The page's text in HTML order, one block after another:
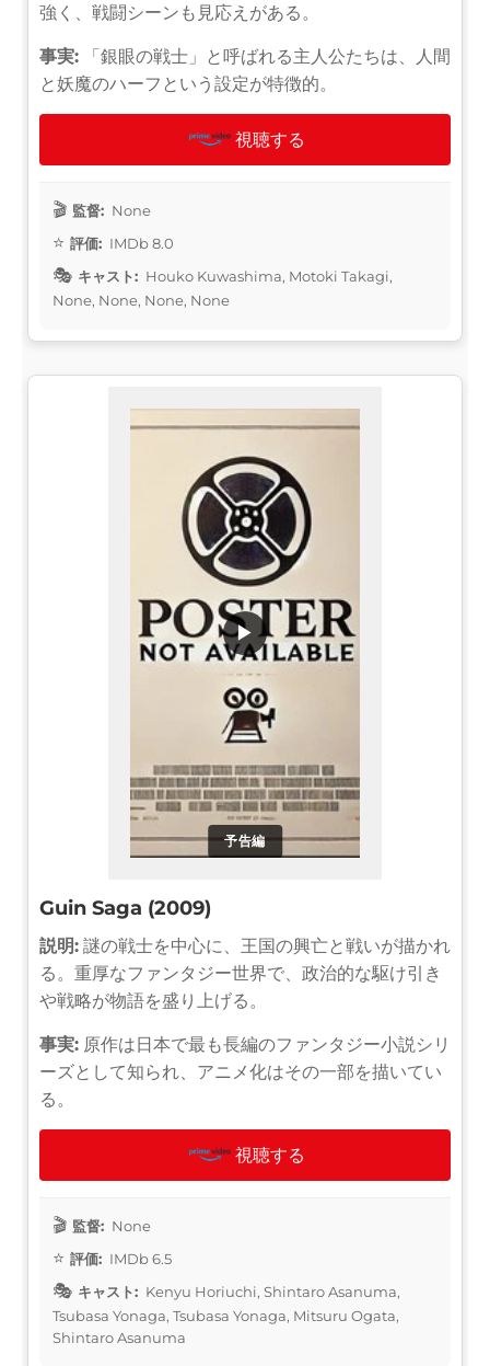
強く、戦闘シーンも見応えがある。
事実: 「銀眼の戦士」と呼ばれる主人公たちは、人間
と妖魔のハーフという設定が特徴的。
視聴する
監督: None
評価: IMDb 8.0
キャスト: Houko Kuwashima, Motoki Takagi,
None, None, None, None
予告編
▶
Guin Saga (2009)
説明: 謎の戦士を中心に、王国の興亡と戦いが描かれ
る。重厚なファンタジー世界で、政治的な駆け引き
や戦略が物語を盛り上げる。
事実: 原作は日本で最も長編のファンタジー小説シリ
ーズとして知られ、アニメ化はその一部を描いてい
る。
視聴する
監督: None
評価: IMDb 6.5
キャスト: Kenyu Horiuchi, Shintaro Asanuma,
Tsubasa Yonaga, Tsubasa Yonaga, Mitsuru Ogata,
Shintaro Asanuma